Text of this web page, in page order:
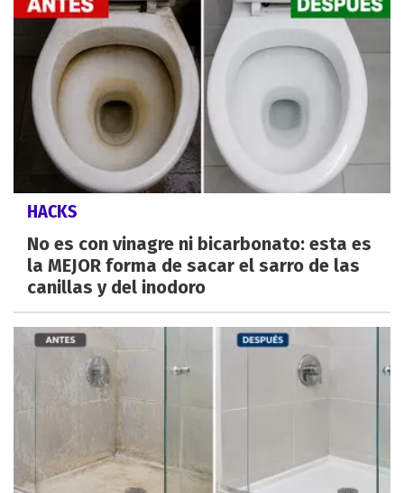
HACKS
No es con vinagre ni bicarbonato: esta es
la MEJOR forma de sacar el sarro de las
canillas y del inodoro